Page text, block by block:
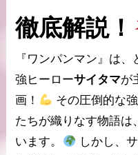
徹底解説！
『ワンパンマン』は、
強ヒーローサイタマが
画！
その圧倒的な
たちが織りなす物語は
います。
しかし、